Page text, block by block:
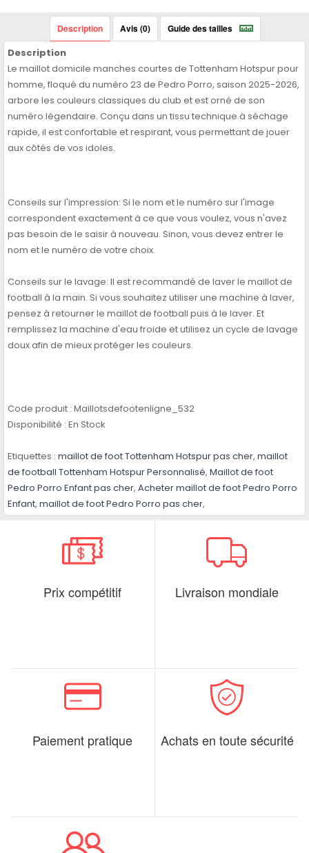
Description Avis (0) Guide des tailles
Description
Le maillot domicile manches courtes de Tottenham Hotspur pour
homme, floqué du numéro 23 de Pedro Porro, saison 2025-2026,
arbore les couleurs classiques du club et est orné de son
numéro légendaire. Conçu dans un tissu technique à séchage
rapide, il est confortable et respirant, vous permettant de jouer
aux côtés de vos idoles.
Conseils sur l'impression: Si le nom et le numéro sur l'image
correspondent exactement à ce que vous voulez, vous n'avez
pas besoin de le saisir à nouveau. Sinon, vous devez entrer le
nom et le numéro de votre choix.
Conseils sur le lavage: Il est recommandé de laver le maillot de
football à la main. Si vous souhaitez utiliser une machine à laver,
pensez à retourner le maillot de football puis à le laver. Et
remplissez la machine d'eau froide et utilisez un cycle de lavage
doux afin de mieux protéger les couleurs.
Code produit : Maillotsdefootenligne_532
Disponibilité : En Stock
Etiquettes : maillot de foot Tottenham Hotspur pas cher, maillot
de football Tottenham Hotspur Personnalisé, Maillot de foot
Pedro Porro Enfant pas cher, Acheter maillot de foot Pedro Porro
Enfant, maillot de foot Pedro Porro pas cher,
Prix compétitif Livraison mondiale
Paiement pratique Achats en toute sécurité